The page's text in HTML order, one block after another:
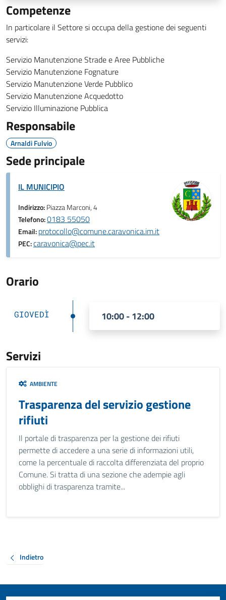
Competenze
In particolare il Settore si occupa della gestione dei seguenti
servizi:
Servizio Manutenzione Strade e Aree Pubbliche
Servizio Manutenzione Fognature
Servizio Manutenzione Verde Pubblico
Servizio Manutenzione Acquedotto
Servizio Illuminazione Pubblica
Responsabile
Arnaldi Fulvio
Sede principale
IL MUNICIPIO
Indirizzo:Piazza Marconi, 4
Telefono:0183 55050
Email:protocollo@comune.caravonica.im.it
PEC:caravonica@pec.it
Orario
GIOVEDÌ 10:00 - 12:00
Servizi
AMBIENTE
Trasparenza del servizio gestione
rifiuti
Il portale di trasparenza per la gestione dei rifiuti
permette di accedere a una serie di informazioni utili,
come la percentuale di raccolta differenziata del proprio
Comune. Si tratta di una sezione che adempie agli
obblighi di trasparenza tramite...
Indietro